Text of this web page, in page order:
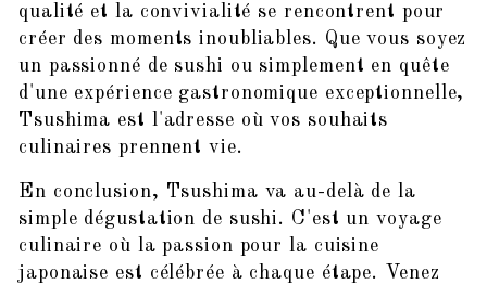
qualité et la convivialité se rencontrent pour
créer des moments inoubliables. Que vous soyez
un passionné de sushi ou simplement en quête
d'une expérience gastronomique exceptionnelle,
Tsushima est l'adresse où vos souhaits
culinaires prennent vie.
En conclusion, Tsushima va au-delà de la
simple dégustation de sushi. C'est un voyage
culinaire où la passion pour la cuisine
japonaise est célébrée à chaque étape. Venez